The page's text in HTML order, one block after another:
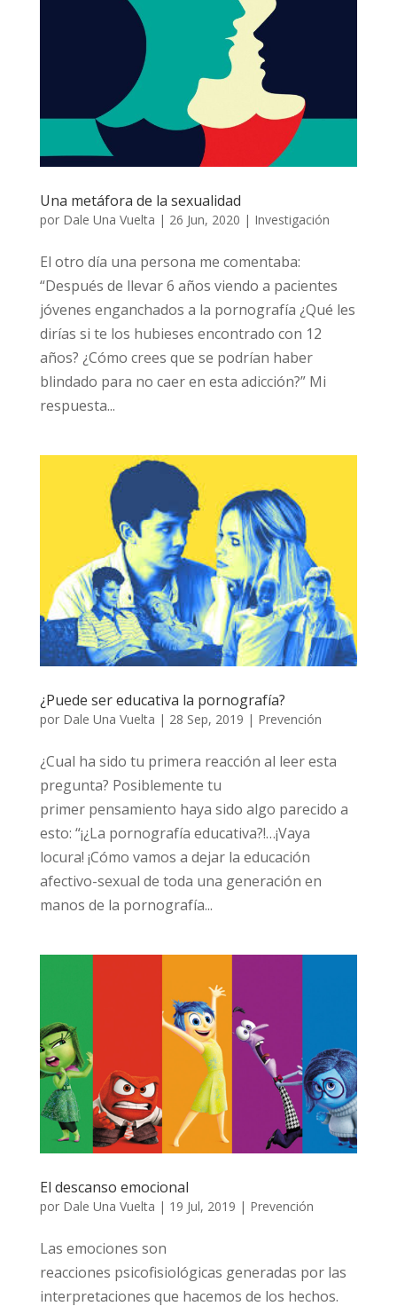
Una metáfora de la sexualidad
por Dale Una Vuelta | 26 Jun, 2020 | Investigación
El otro día una persona me comentaba:
“Después de llevar 6 años viendo a pacientes
jóvenes enganchados a la pornografía ¿Qué les
dirías si te los hubieses encontrado con 12
años? ¿Cómo crees que se podrían haber
blindado para no caer en esta adicción?” Mi
respuesta...
¿Puede ser educativa la pornografía?
por Dale Una Vuelta | 28 Sep, 2019 | Prevención
¿Cual ha sido tu primera reacción al leer esta
pregunta? Posiblemente tu
primer pensamiento haya sido algo parecido a
esto: “¡¿La pornografía educativa?!…¡Vaya
locura! ¡Cómo vamos a dejar la educación
afectivo-sexual de toda una generación en
manos de la pornografía...
El descanso emocional
por Dale Una Vuelta | 19 Jul, 2019 | Prevención
Las emociones son
reacciones psicofisiológicas generadas por las
interpretaciones que hacemos de los hechos.